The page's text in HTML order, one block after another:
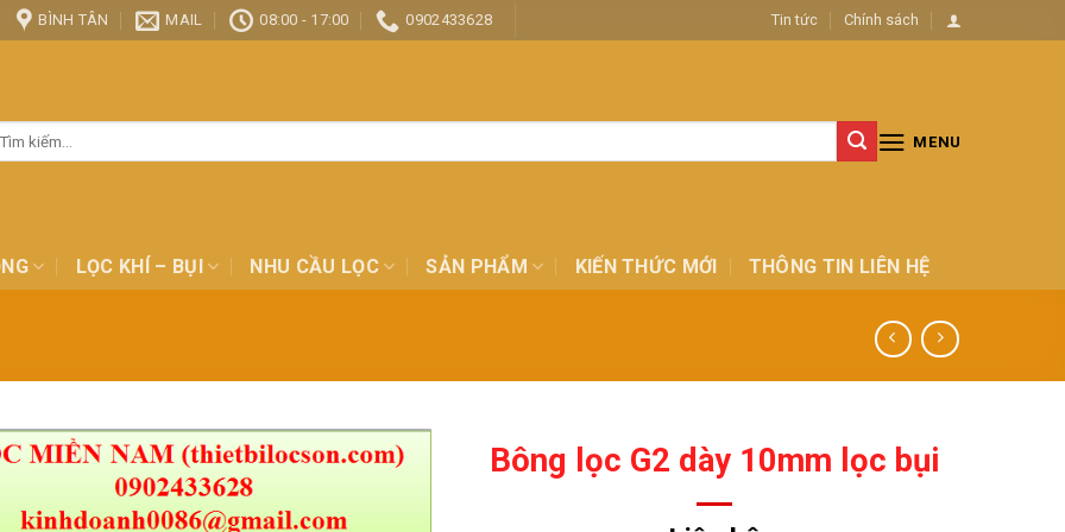
BÌNH TÂN MAIL 08:00 - 17:00 0902433628 Tin tức Chính sách
MENU
LỌC KHÍ – BỤI NHU CẦU LỌC SẢN PHẨM KIẾN THỨC MỚI THÔNG TIN LIÊN HỆ
Bông lọc G2 dày 10mm lọc bụi